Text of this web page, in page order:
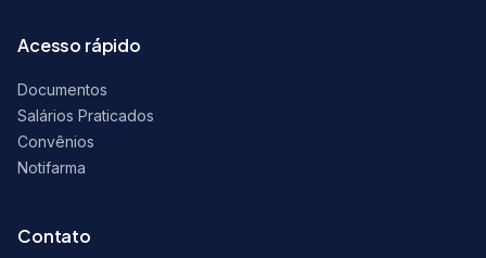
Acesso rápido
Documentos
Salários Praticados
Convênios
Notifarma
Contato